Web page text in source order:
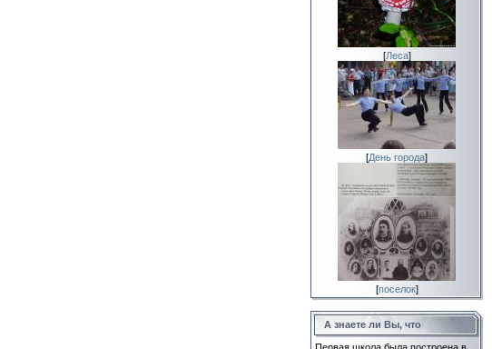
[Леса]
[День города]
[поселок]
А знаете ли Вы, что